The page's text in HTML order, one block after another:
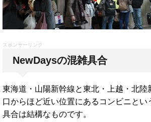
スポンサーリンク
NewDaysの混雑具合
東海道・山陽新幹線と東北・上越・北陸
口からほど近い位置にあるコンビニとい
具合は結構なものです。